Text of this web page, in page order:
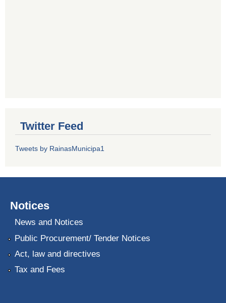
Twitter Feed
Tweets by RainasMunicipa1
Notices
News and Notices
Public Procurement/ Tender Notices
Act, law and directives
Tax and Fees